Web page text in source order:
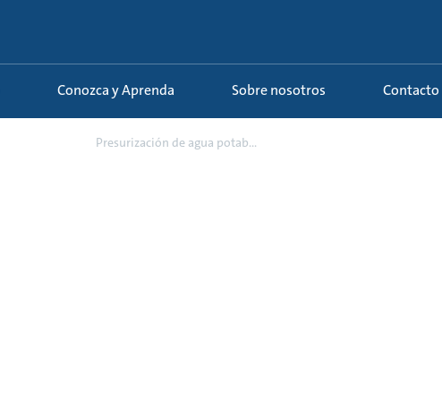
Conozca y Aprenda Sobre nosotros Contacto
Presurización de agua potab...